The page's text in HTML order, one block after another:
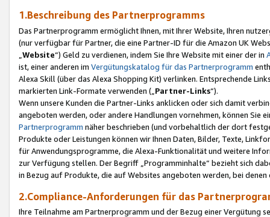
1.Beschreibung des Partnerprogramms
Das Partnerprogramm ermöglicht Ihnen, mit Ihrer Website, Ihren
(nur verfügbar für Partner, die eine Partner-ID für die Amazon UK
Website“) Geld zu verdienen, indem Sie Ihre Website mit einer der in
ist, einer anderen im Vergütungskatalog für das Partnerprogramm
Alexa Skill (über das Alexa Shopping Kit) verlinken. Entsprechende
markierten Link-Formate verwenden („ Partner-Links“).
Wenn unsere Kunden die Partner-Links anklicken oder sich damit
angeboten werden, oder andere Handlungen vornehmen, können Sie
Partnerprogramm näher beschrieben (und vorbehaltlich der dort
Produkte oder Leistungen können wir Ihnen Daten, Bilder, Texte,
für Anwendungsprogramme, die Alexa-Funktionalität und weitere
zur Verfügung stellen. Der Begriff „Programminhalte“ bezieht sich
in Bezug auf Produkte, die auf Websites angeboten werden, bei
2.Compliance-Anforderungen für das
Ihre Teilnahme am Partnerprogramm und der Bezug einer Vergütung